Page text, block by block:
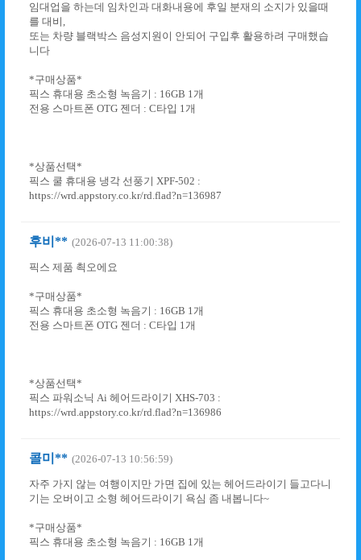
임대업을 하는데 임차인과 대화내용에 후일 분재의 소지가 있을때
를 대비,
또는 차량 블랙박스 음성지원이 안되어 구입후 활용하려 구매했습
니다
*구매상품*
픽스 휴대용 초소형 녹음기 : 16GB 1개
전용 스마트폰 OTG 젠더 : C타입 1개
*상품선택*
픽스 쿨 휴대용 냉각 선풍기 XPF-502 :
https://wrd.appstory.co.kr/rd.flad?n=136987
후비** (2026-07-13 11:00:38)
픽스 제품 쵝오에요
*구매상품*
픽스 휴대용 초소형 녹음기 : 16GB 1개
전용 스마트폰 OTG 젠더 : C타입 1개
*상품선택*
픽스 파워소닉 Ai 헤어드라이기 XHS-703 :
https://wrd.appstory.co.kr/rd.flad?n=136986
콜미** (2026-07-13 10:56:59)
자주 가지 않는 여행이지만 가면 집에 있는 헤어드라이기 들고다니
기는 오버이고 소형 헤어드라이기 욕심 좀 내봅니다~
*구매상품*
픽스 휴대용 초소형 녹음기 : 16GB 1개